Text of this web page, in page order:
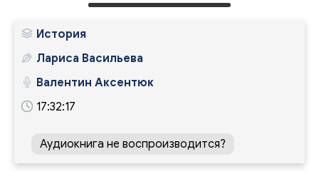
История
Лариса Васильева
Валентин Аксентюк
17:32:17
Аудиокнига не воспроизводится?